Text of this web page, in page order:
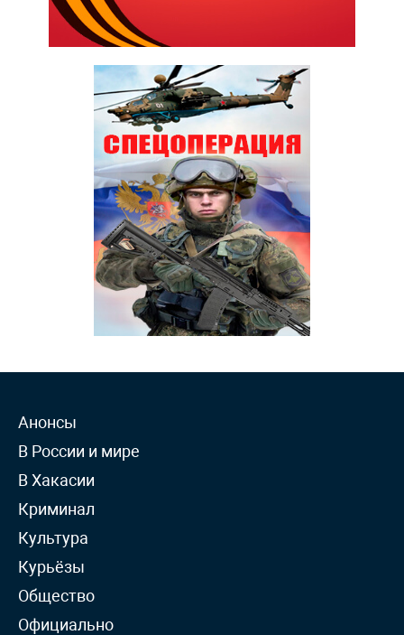
Анонсы
В России и мире
В Хакасии
Криминал
Культура
Курьёзы
Общество
Официально